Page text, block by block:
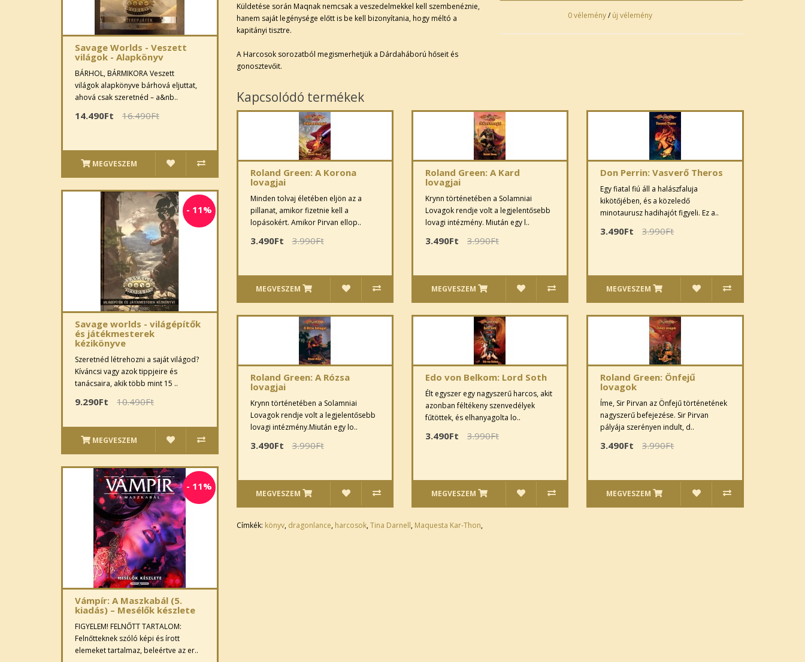
Savage Worlds - Veszett
világok - Alapkönyv
BÁRHOL, BÁRMIKORA Veszett
világok alapkönyve bárhová eljuttat,
ahová csak szeretnéd – a&nb..
14.490Ft 16.490Ft
MEGVESZEM
- 11%
Savage worlds - világépítők
és játékmesterek
kézikönyve
Szeretnéd létrehozni a saját világod?
Kíváncsi vagy azok tippjeire és
tanácsaira, akik több mint 15 ..
9.290Ft 10.490Ft
MEGVESZEM
- 11%
Vámpír: A Maszkabál (5.
kiadás) – Mesélők készlete
FIGYELEM! FELNŐTT TARTALOM:
Felnőtteknek szóló képi és írott
elemeket tartalmaz, beleértve az er..
Küldetése során Maqnak nemcsak a veszedelmekkel kell szembenéznie,
hanem saját legénysége előtt is be kell bizonyítania, hogy méltó a
kapitányi tisztre.
A Harcosok sorozatból megismerhetjük a Dárdaháború hőseit és
gonosztevőit.
0 vélemény/új vélemény
Kapcsolódó termékek
Roland Green: A Korona
lovagjai
Minden tolvaj életében eljön az a
pillanat, amikor fizetnie kell a
lopásokért. Amikor Pirvan ellop..
3.490Ft 3.990Ft
MEGVESZEM
Roland Green: A Kard
lovagjai
Krynn történetében a Solamniai
Lovagok rendje volt a legjelentősebb
lovagi intézmény. Miután egy l..
3.490Ft 3.990Ft
MEGVESZEM
Don Perrin: Vasverő Theros
Egy fiatal fiú áll a halászfaluja
kikötőjében, és a közeledő
minotaurusz hadihajót figyeli. Ez a..
3.490Ft 3.990Ft
MEGVESZEM
Roland Green: A Rózsa
lovagjai
Krynn történetében a Solamniai
Lovagok rendje volt a legjelentősebb
lovagi intézmény.Miután egy lo..
3.490Ft 3.990Ft
MEGVESZEM
Edo von Belkom: Lord Soth
Élt egyszer egy nagyszerű harcos, akit
azonban féltékeny szenvedélyek
fűtöttek, és elhanyagolta lo..
3.490Ft 3.990Ft
MEGVESZEM
Roland Green: Önfejű
lovagok
Íme, Sir Pirvan az Önfejű történetének
nagyszerű befejezése. Sir Pirvan
pályája szerényen indult, d..
3.490Ft 3.990Ft
MEGVESZEM
Címkék: könyv, dragonlance, harcosok,Tina Darnell, Maquesta Kar-Thon,